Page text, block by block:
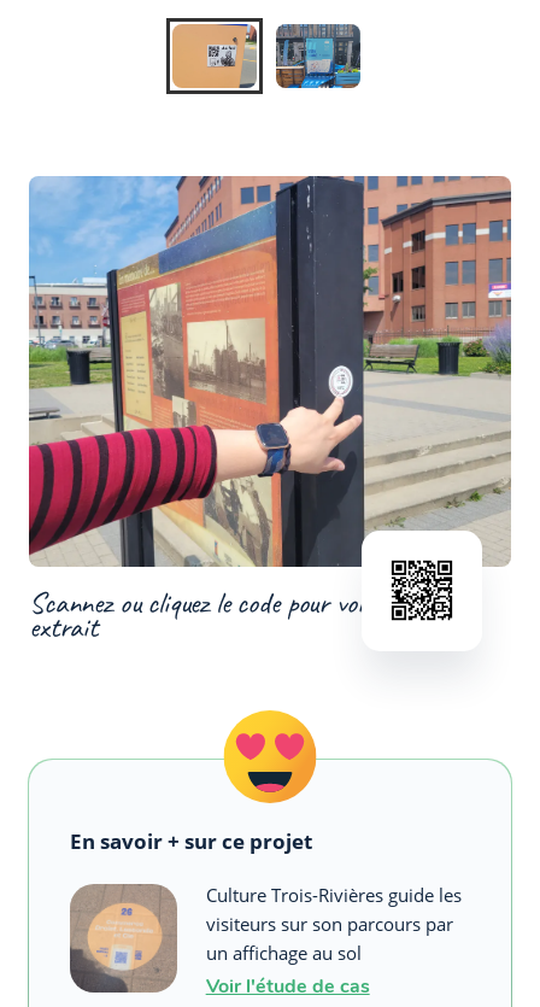
Scannez ou cliquez le code pour voir un
extrait
En savoir + sur ce projet
Culture Trois-Rivières guide les
visiteurs sur son parcours par
un affichage au sol
Voir l'étude de cas